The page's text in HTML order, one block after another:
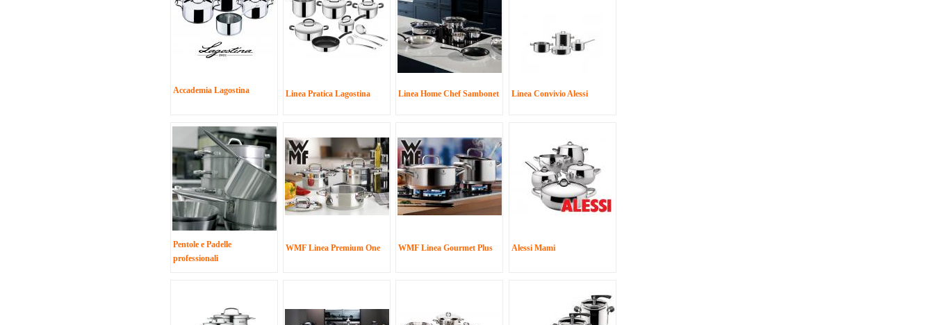
Accademia Lagostina Linea Pratica Lagostina Linea Home Chef Sambonet Linea Convivio Alessi
Pentole e Padelle
professionali
WMF Linea Premium One WMF Linea Gourmet Plus Alessi Mami